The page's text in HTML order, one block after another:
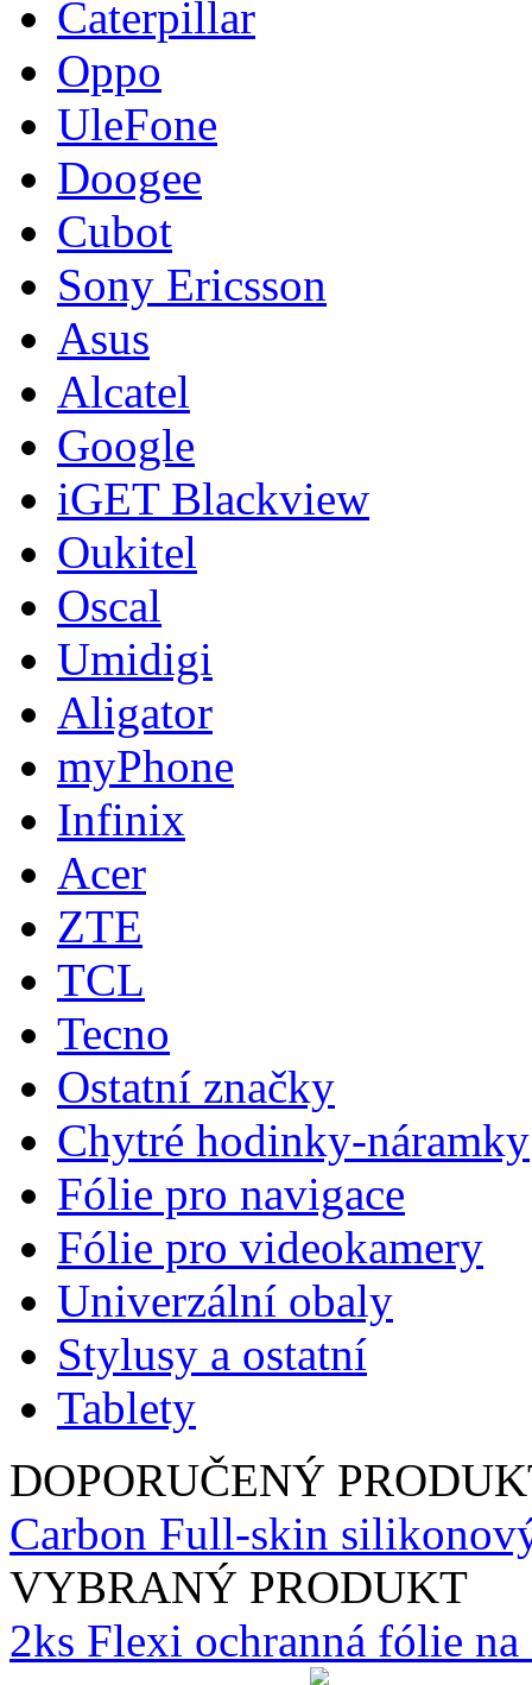
Caterpillar
Oppo
UleFone
Doogee
Cubot
Sony Ericsson
Asus
Alcatel
Google
iGET Blackview
Oukitel
Oscal
Umidigi
Aligator
myPhone
Infinix
Acer
ZTE
TCL
Tecno
Ostatní značky
Chytré hodinky-náramky
Fólie pro navigace
Fólie pro videokamery
Univerzální obaly
Stylusy a ostatní
Tablety
DOPORUČENÝ
Carbon Full-skin
VYBRANÝ PRODUKT
2ks Flexi ochranná fólie